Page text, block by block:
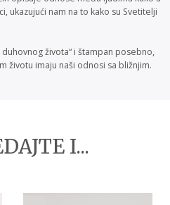
ukazujući nam na to kako su Svetitelji
života“ i štampan posebno,
životu imaju naši odnosi sa bližnjim.
I...